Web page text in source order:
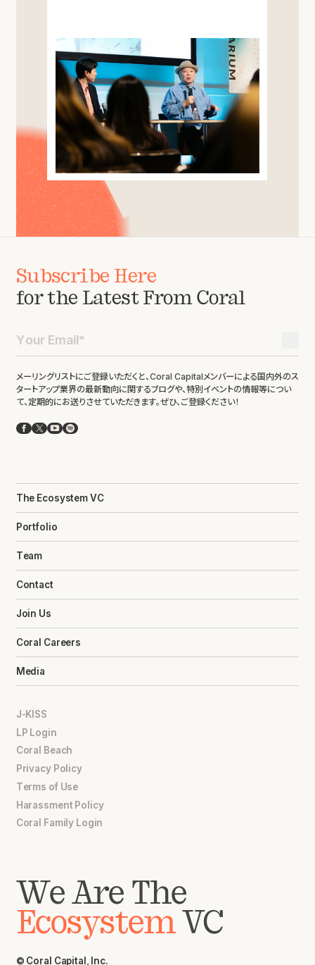
Subscribe Here
for the Latest From Coral
メーリングリストにご登録いただくと、Coral Capitalメンバーによる国内外のス
タートアップ業界の最新動向に関するブログや、特別イベントの情報等につい
て、定期的にお送りさせていただきます。ぜひ、ご登録ください！
Facebook
X YouTube
Spotify
The Ecosystem VC
Portfolio
Team
Contact
Join Us
Coral Careers
Media
J-KISS
LP Login
Coral Beach
Privacy Policy
Terms of Use
Harassment Policy
Coral Family Login
We Are The
EcosystemVC
© Coral Capital, Inc.